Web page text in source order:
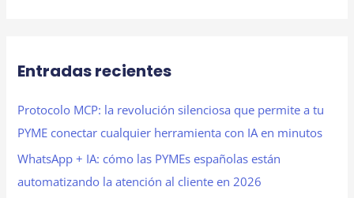
Entradas recientes
Protocolo MCP: la revolución silenciosa que permite a tu
PYME conectar cualquier herramienta con IA en minutos
WhatsApp + IA: cómo las PYMEs españolas están
automatizando la atención al cliente en 2026